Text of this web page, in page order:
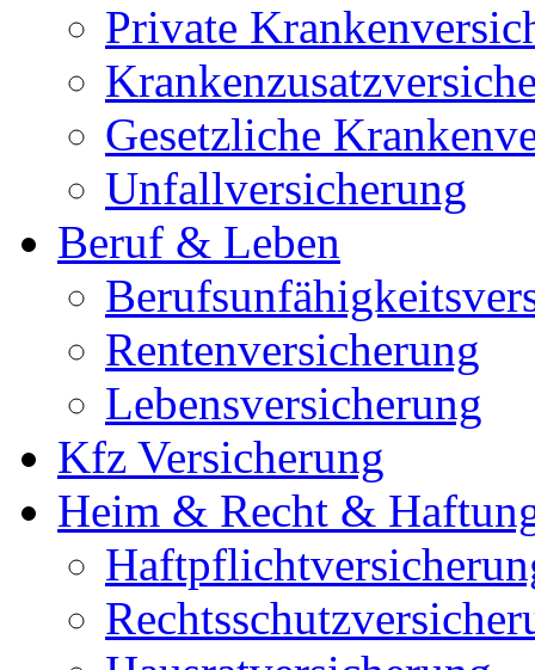
Private
Gesetzliche
Unfallversicherung
Beruf & Leben
Rentenversicherung
Lebensversicherung
Kfz Versicherung
Heim & Recht &